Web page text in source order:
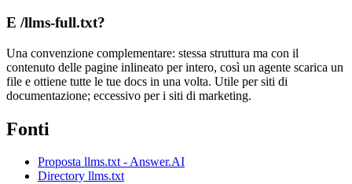
E /llms-full.txt?
Una convenzione complementare: stessa struttura ma con il
contenuto delle pagine inlineato per intero, così un agente scarica un
file e ottiene tutte le tue docs in una volta. Utile per siti di
documentazione; eccessivo per i siti di marketing.
Fonti
Proposta llms.txt - Answer.AI
Directory llms.txt